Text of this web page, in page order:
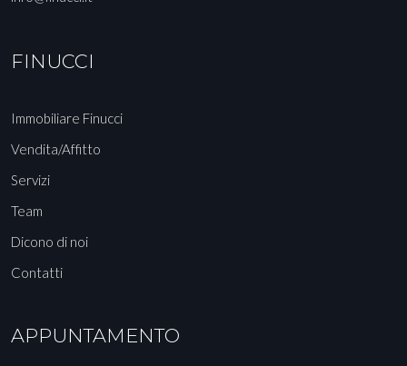
FINUCCI
Immobiliare Finucci
Vendita/Affitto
Servizi
Team
Dicono di noi
Contatti
APPUNTAMENTO